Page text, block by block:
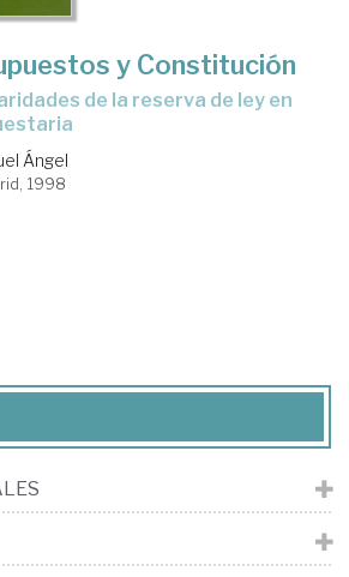
y Constitución
Ángel
1998